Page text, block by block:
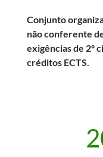
Conjunto
não conferente
exigências de 2º
créditos ECTS.